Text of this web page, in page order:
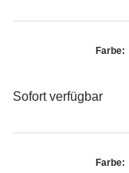
Farbe:
Sofort verfügbar
Farbe: